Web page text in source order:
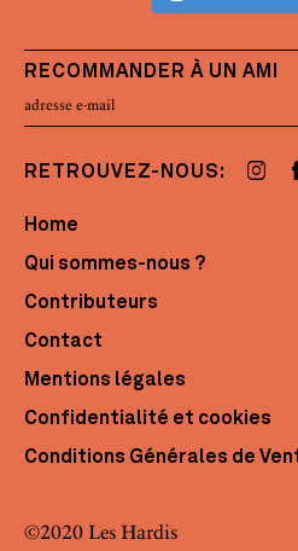
RECOMMANDER À UN AMI
RETROUVEZ-NOUS:
Home
Qui sommes-nous ?
Contributeurs
Contact
Mentions légales
Confidentialité et cookies
Conditions Générales de
©2020 Les Hardis